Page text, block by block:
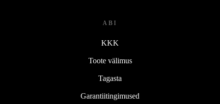
ABI
KKK
Toote välimus
Tagasta
Garantiitingimused